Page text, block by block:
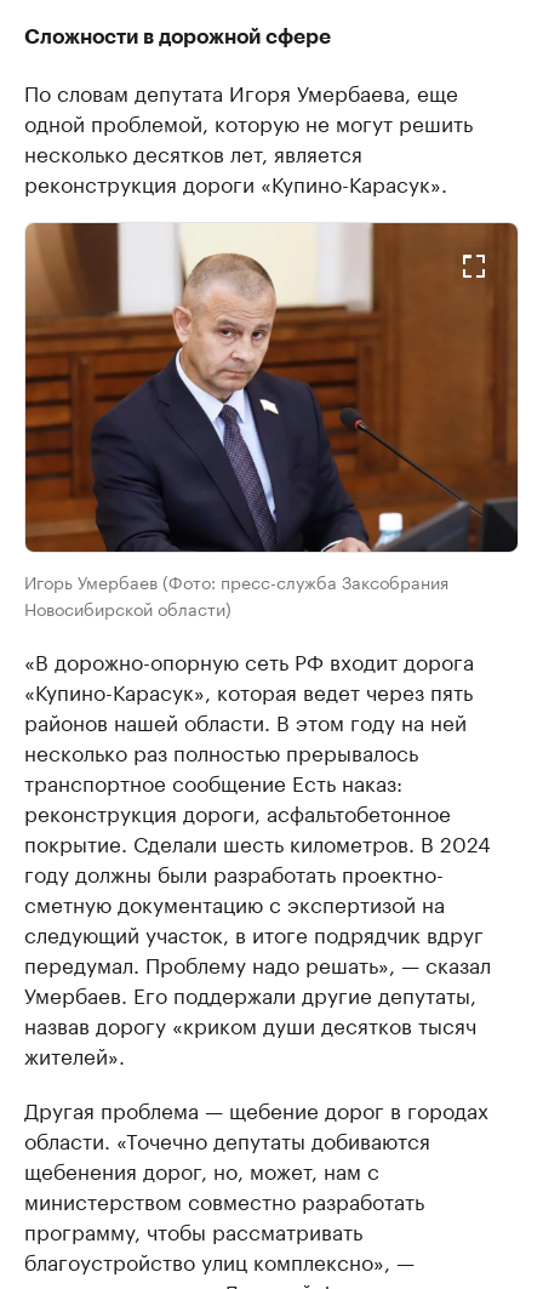
Сложности в дорожной сфере
По словам депутата Игоря Умербаева, еще
одной проблемой, которую не могут решить
несколько десятков лет, является
реконструкция дороги «Купино-Карасук».
Игорь Умербаев (Фото: пресс-служба Заксобрания
Новосибирской области)
«В дорожно-опорную сеть РФ входит дорога
«Купино-Карасук», которая ведет через пять
районов нашей области. В этом году на ней
несколько раз полностью прерывалось
транспортное сообщение Есть наказ:
реконструкция дороги, асфальтобетонное
покрытие. Сделали шесть километров. В 2024
году должны были разработать проектно-
сметную документацию с экспертизой на
следующий участок, в итоге подрядчик вдруг
передумал. Проблему надо решать», — сказал
Умербаев. Его поддержали другие депутаты,
назвав дорогу «криком души десятков тысяч
жителей».
Другая проблема — щебение дорог в городах
области. «Точечно депутаты добиваются
щебенения дорог, но, может, нам с
министерством совместно разработать
программу, чтобы рассматривать
благоустройство улиц комплексно», —